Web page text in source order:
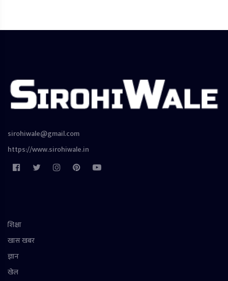
sirohiwale@gmail.com
https://www.sirohiwale.in
शिक्षा
खास खबर
ज्ञान
खेल